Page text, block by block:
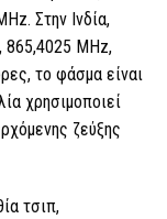
Στην Ινδία,
865,4025 MHz,
το φάσμα είναι
χρησιμοποιεί
ζεύξης
τσιπ,